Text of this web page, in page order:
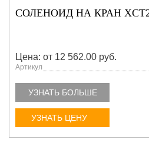
СОЛЕНОИД НА КРАН
Цена: от 12 562.00 руб.
Артикул
УЗНАТЬ БОЛЬШЕ
УЗНАТЬ ЦЕНУ